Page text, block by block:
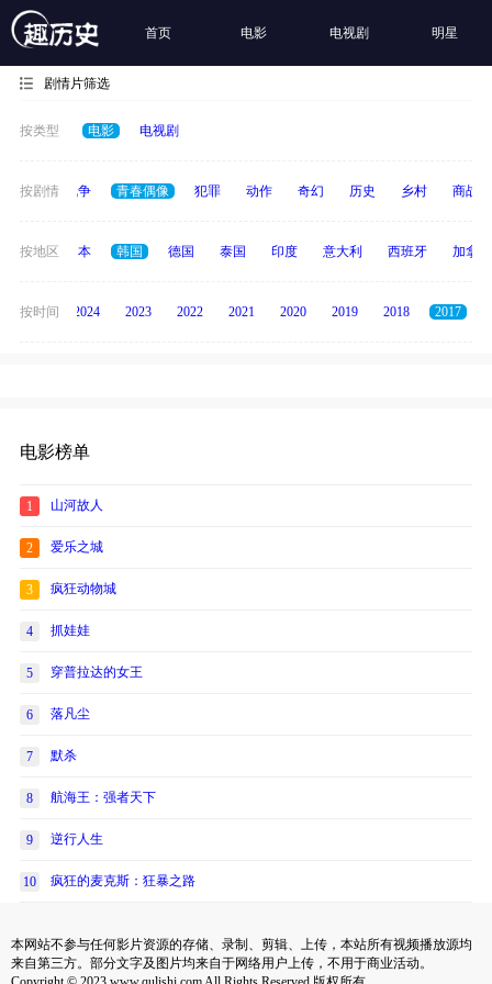
首页 电影 电视剧 明星
剧情片筛选
按类型 电影 电视剧
按剧情
古装 战争 青春偶像 犯罪 动作 奇幻 历史 乡村 商战
按地区
英国 日本 韩国 德国 泰国 印度 意大利 西班牙 加拿大
按时间
2025 2024 2023 2022 2021 2020 2019 2018 2017
电影榜单
1 山河故人
2 爱乐之城
3 疯狂动物城
4 抓娃娃
5 穿普拉达的女王
6 落凡尘
7 默杀
8 航海王：强者天下
9 逆行人生
10 疯狂的麦克斯：狂暴之路
本网站不参与任何影片资源的存储、录制、剪辑、上传，本站所有视频播放源均
来自第三方。部分文字及图片均来自于网络用户上传，不用于商业活动。